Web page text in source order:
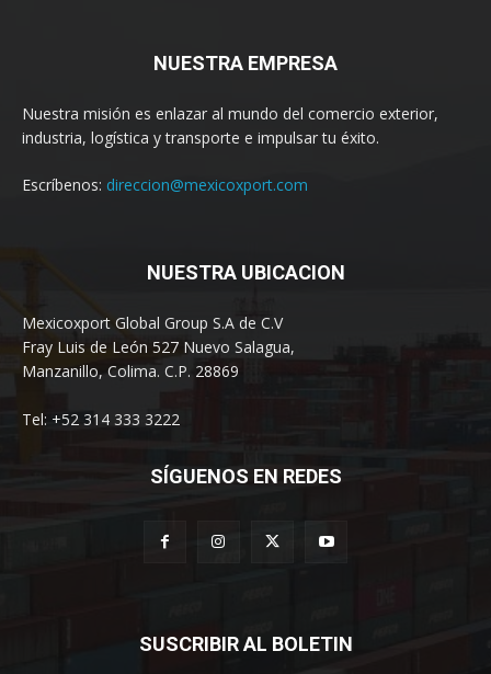
NUESTRA EMPRESA
Nuestra misión es enlazar al mundo del comercio exterior,
industria, logística y transporte e impulsar tu éxito.
Escríbenos: direccion@mexicoxport.com
NUESTRA UBICACION
Mexicoxport Global Group S.A de C.V
Fray Luis de León 527 Nuevo Salagua,
Manzanillo, Colima. C.P. 28869
Tel: +52 314 333 3222
SÍGUENOS EN REDES
SUSCRIBIR AL BOLETIN